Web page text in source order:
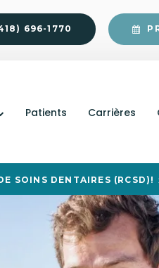
696-1770
Patients Carrières
SOINS DENTAIRES (RCSD)!